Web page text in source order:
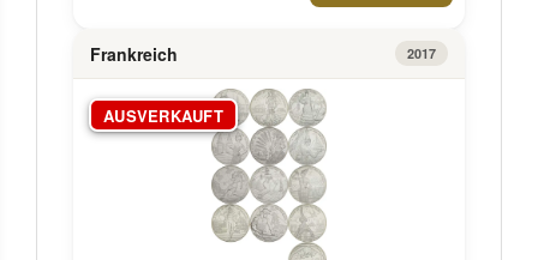
Frankreich 2017
AUSVERKAUFT